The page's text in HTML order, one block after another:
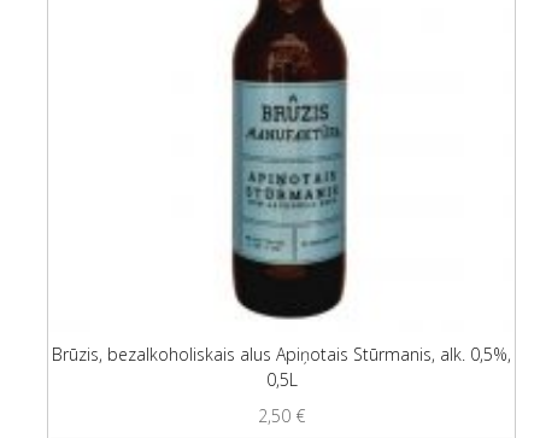
Brūzis, bezalkoholiskais alus Apiņotais Stūrmanis, alk. 0,5%,
0,5L
2,50 €